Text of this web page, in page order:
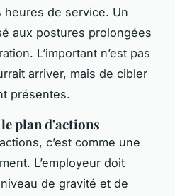
heures de service. Un
aux postures prolongées
L’important n’est pas
arriver, mais de cibler
présentes.
plan d'actions
c’est comme une
L’employeur doit
de gravité et de